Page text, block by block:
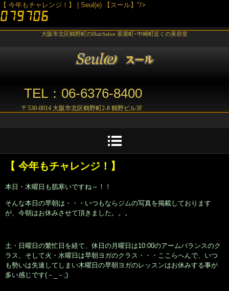
【 今年もチャレンジ！】 | Seul(e) 【スール】"/>
大阪市北区鶴野町のHairSalon 茶屋町･中崎町近くの美容室
TEL：06-6376-8400
〒530-0014 大阪市北区鶴野町2-8 鶴野ビル3F
【 今年もチャレンジ！】
本日・木曜日も肌寒いですね～！！
そんな本日の早朝は・・・いつもならジムの写真を掲載しております
が、今朝はお休みさせて頂きました。。。
土・日曜日の繁忙日を経て、休日の月曜日は10:00のアームバランスのク
ラス、そして火・水曜日は早朝ヨガのクラス・・・ここらへんで、いつ
も勢いは失速してしまい木曜日の早朝ヨガのレッスンはお休みする事が
多い感じです(－_－;)